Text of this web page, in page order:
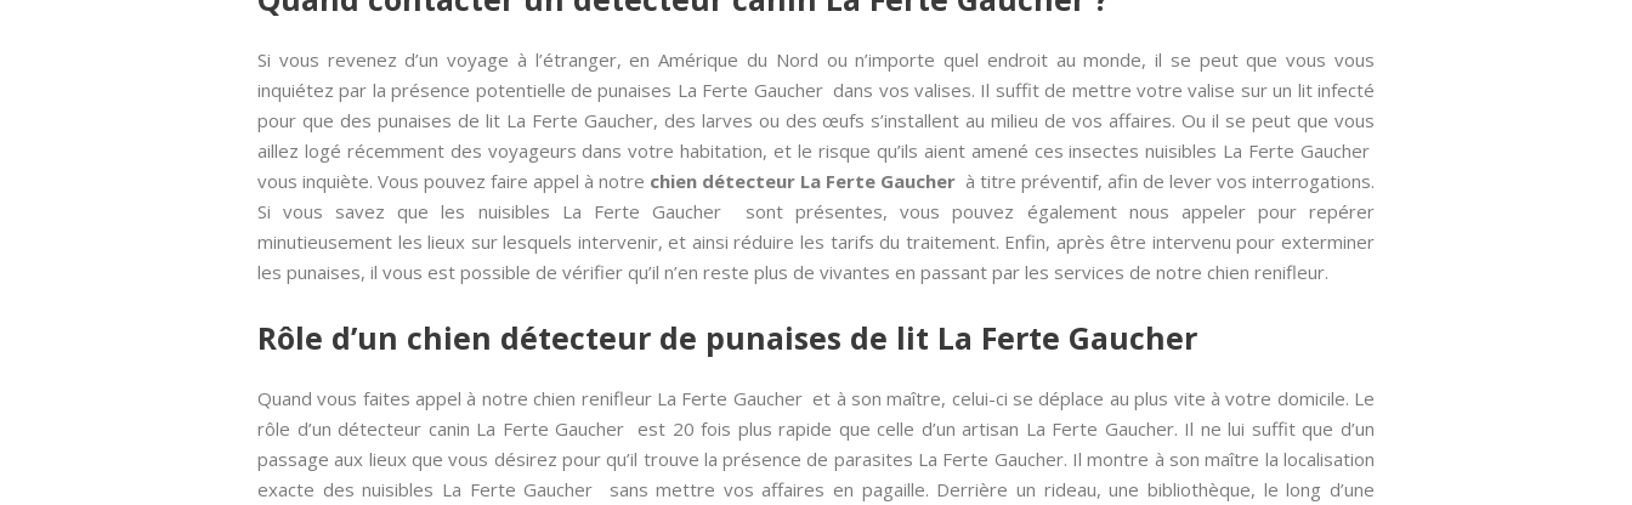
Si vous revenez d’un voyage à l’étranger, en Amérique du Nord ou n’importe quel endroit au monde, il se peut que vous vous
inquiétez par la présence potentielle de punaises La Ferte Gaucher dans vos valises. Il suffit de mettre votre valise sur un lit infecté
pour que des punaises de lit La Ferte Gaucher, des larves ou des œufs s’installent au milieu de vos affaires. Ou il se peut que vous
aillez logé récemment des voyageurs dans votre habitation, et le risque qu’ils aient amené ces insectes nuisibles La Ferte Gaucher
vous inquiète. Vous pouvez faire appel à notre chien détecteur La Ferte Gaucher à titre préventif, afin de lever vos interrogations.
Si vous savez que les nuisibles La Ferte Gaucher sont présentes, vous pouvez également nous appeler pour repérer
minutieusement les lieux sur lesquels intervenir, et ainsi réduire les tarifs du traitement. Enfin, après être intervenu pour exterminer
les punaises, il vous est possible de vérifier qu’il n’en reste plus de vivantes en passant par les services de notre chien renifleur.
Rôle d’un chien détecteur de punaises de lit La Ferte Gaucher
Quand vous faites appel à notre chien renifleur La Ferte Gaucher et à son maître, celui-ci se déplace au plus vite à votre domicile. Le
rôle d’un détecteur canin La Ferte Gaucher est 20 fois plus rapide que celle d’un artisan La Ferte Gaucher. Il ne lui suffit que d’un
passage aux lieux que vous désirez pour qu’il trouve la présence de parasites La Ferte Gaucher. Il montre à son maître la localisation
exacte des nuisibles La Ferte Gaucher sans mettre vos affaires en pagaille. Derrière un rideau, une bibliothèque, le long d’une